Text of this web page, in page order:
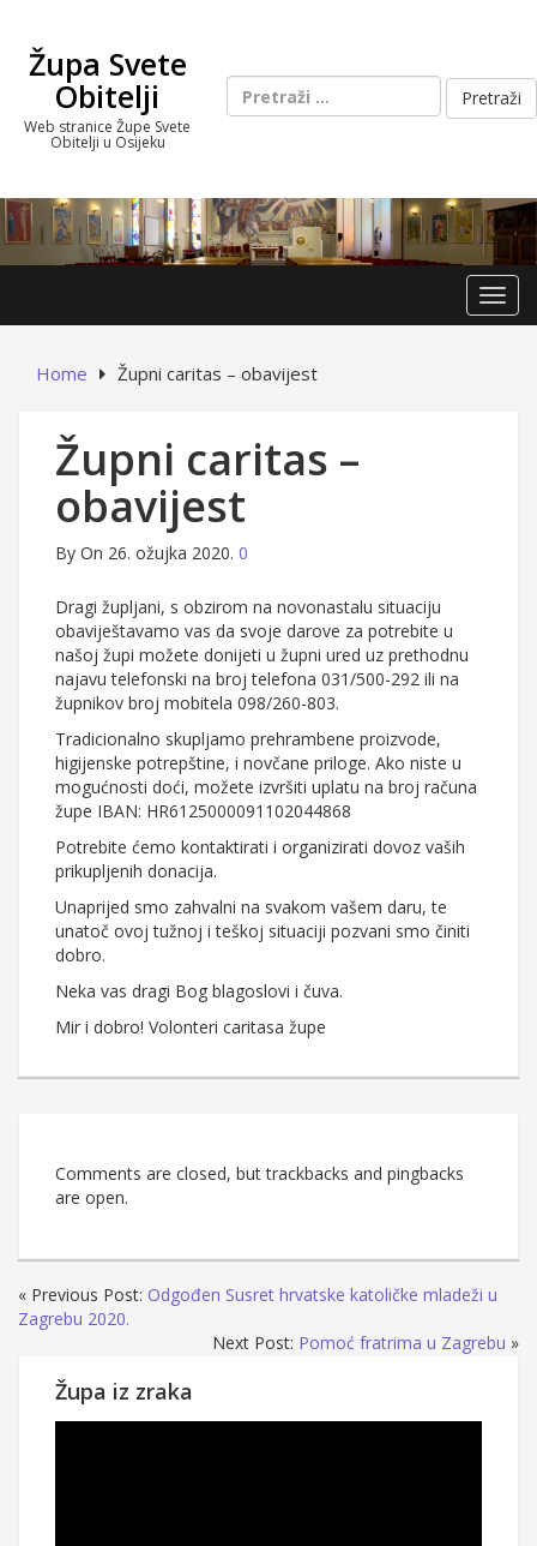
contentŽupa Svete
Obitelji
Web stranice Župe Svete
Obitelji u Osijeku
Pretraži:
Home Župni caritas – obavijest
Župni caritas –
obavijest
By On 26. ožujka 2020. 0
Dragi župljani, s obzirom na novonastalu situaciju
obaviještavamo vas da svoje darove za potrebite u
našoj župi možete donijeti u župni ured uz prethodnu
najavu telefonski na broj telefona 031/500-292 ili na
župnikov broj mobitela 098/260-803.
Tradicionalno skupljamo prehrambene proizvode,
higijenske potrepštine, i novčane priloge. Ako niste u
mogućnosti doći, možete izvršiti uplatu na broj računa
župe IBAN: HR6125000091102044868
Potrebite ćemo kontaktirati i organizirati dovoz vaših
prikupljenih donacija.
Unaprijed smo zahvalni na svakom vašem daru, te
unatoč ovoj tužnoj i teškoj situaciji pozvani smo činiti
dobro.
Neka vas dragi Bog blagoslovi i čuva.
Mir i dobro! Volonteri caritasa župe
Comments are closed, but trackbacks and pingbacks
are open.
« Previous Post: Odgođen Susret hrvatske katoličke mladeži u
Zagrebu 2020.
Next Post: Pomoć fratrima u Zagrebu »
Župa iz zraka